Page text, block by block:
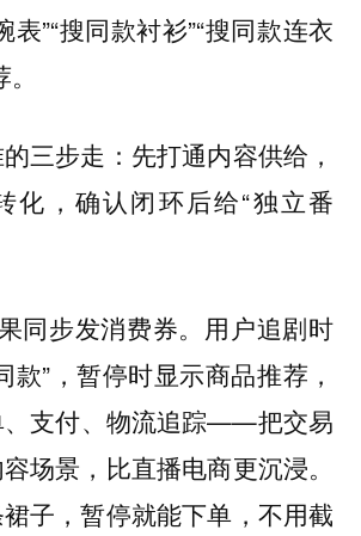
表”“搜同款衬衫”“搜同款连衣
三步走：先打通内容供给，
化，确认闭环后给“独立番
同步发消费券。用户追剧时
款”，暂停时显示商品推荐，
、支付、物流追踪——把交易
场景，比直播电商更沉浸。
子，暂停就能下单，不用截